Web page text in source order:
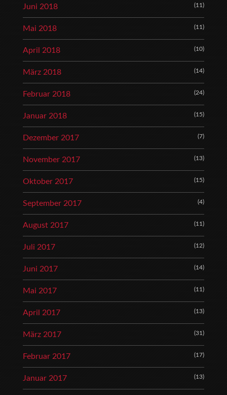
Juni 2018 (11)
Mai 2018 (11)
April 2018 (10)
März 2018 (14)
Februar 2018 (24)
Januar 2018 (15)
Dezember 2017 (7)
November 2017 (13)
Oktober 2017 (15)
September 2017 (4)
August 2017 (11)
Juli 2017 (12)
Juni 2017 (14)
Mai 2017 (11)
April 2017 (13)
März 2017 (31)
Februar 2017 (17)
Januar 2017 (13)